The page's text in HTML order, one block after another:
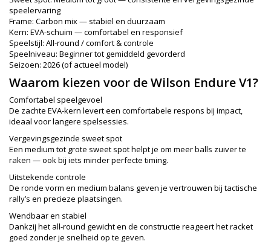
speelervaring
Frame: Carbon mix — stabiel en duurzaam
Kern: EVA-schuim — comfortabel en responsief
Speelstijl: All-round / comfort & controle
Speelniveau: Beginner tot gemiddeld gevorderd
Seizoen: 2026 (of actueel model)
Waarom kiezen voor de Wilson Endure V1?
Comfortabel speelgevoel
De zachte EVA-kern levert een comfortabele respons bij impact,
ideaal voor langere spelsessies.
Vergevingsgezinde sweet spot
Een medium tot grote sweet spot helpt je om meer balls zuiver te
raken — ook bij iets minder perfecte timing.
Uitstekende controle
De ronde vorm en medium balans geven je vertrouwen bij tactische
rally’s en precieze plaatsingen.
Wendbaar en stabiel
Dankzij het all-round gewicht en de constructie reageert het racket
goed zonder je snelheid op te geven.